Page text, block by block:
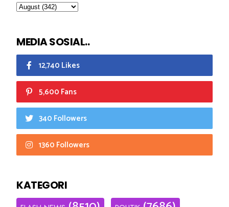
MEDIA SOSIAL..
12,740 Likes
5,600 Fans
340 Followers
1360 Followers
KATEGORI